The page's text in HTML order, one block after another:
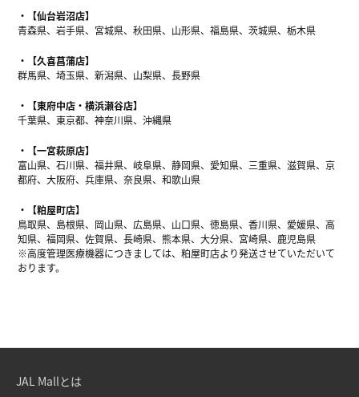
【仙台岩沼店】
青森県、岩手県、宮城県、秋田県、山形県、福島県、茨城県、栃木県
【久喜菖蒲店】
群馬県、埼玉県、新潟県、山梨県、長野県
【東府中店・横浜瀬谷店】
千葉県、東京都、神奈川県、沖縄県
【一宮萩原店】
富山県、石川県、福井県、岐阜県、静岡県、愛知県、三重県、滋賀県、京
都府、大阪府、兵庫県、奈良県、和歌山県
【粕屋町店】
鳥取県、島根県、岡山県、広島県、山口県、徳島県、香川県、愛媛県、高
知県、福岡県、佐賀県、長崎県、熊本県、大分県、宮崎県、鹿児島県
※高度管理医療機器につきましては、粕屋町店より発送させていただいて
おります。
JAL Mallとは